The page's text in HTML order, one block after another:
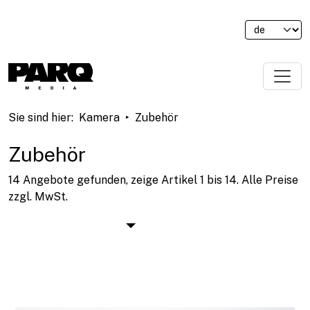
Sie sind hier: Kamera Zubehör
Zubehör
14 Angebote gefunden, zeige Artikel 1 bis 14. Alle Preise
zzgl. MwSt.